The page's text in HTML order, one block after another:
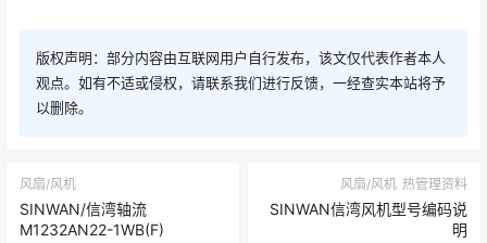
版权声明：部分内容由互联网用户自行发布，该文仅代表作者本人
观点。如有不适或侵权，请联系我们进行反馈，一经查实本站将予
以删除。
风扇/风机
SINWAN/信湾轴流
M1232AN22-1WB(F)
风扇/风机 热管理资料
SINWAN信湾风机型号编码说
明